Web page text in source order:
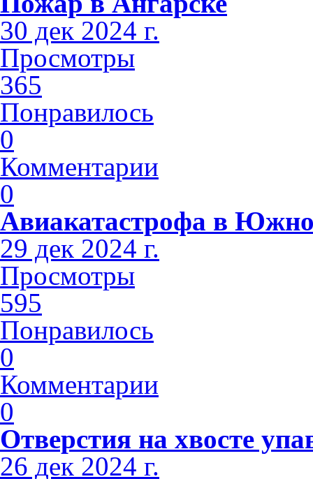
30 дек 2024 г.
Просмотры
365
Понравилось
0
Комментарии
0
Авиакатастрофа в
29 дек 2024 г.
Просмотры
595
Понравилось
0
Комментарии
0
Отверстия на хвосте
26 дек 2024 г.